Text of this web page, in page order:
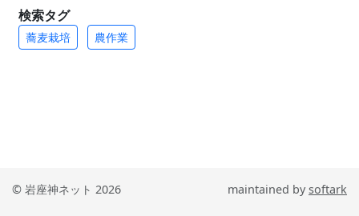
検索タグ
蕎麦栽培 農作業
© 岩座神ネット 2026 maintained bysoftark